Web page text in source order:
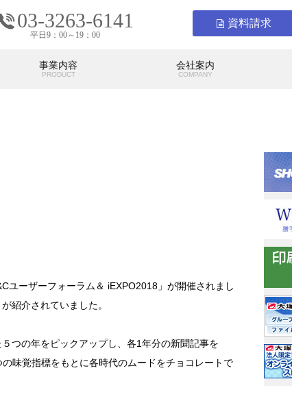
03-3263-6141
平日9：00～19：00
資料請求
事業内容
PRODUCT
会社案内
COMPANY
ユーザーフォーラム＆ iEXPO2018」が開催されまし
紹介されていました。
つの年をピックアップし、各1年分の新聞記事を
味覚指標をもとに各時代のムードをチョコレートで